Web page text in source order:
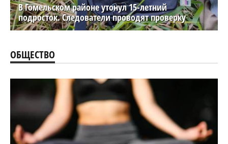
В Гомельском районе утонул 15-летний
подросток. Следователи проводят проверку
ОБЩЕСТВО